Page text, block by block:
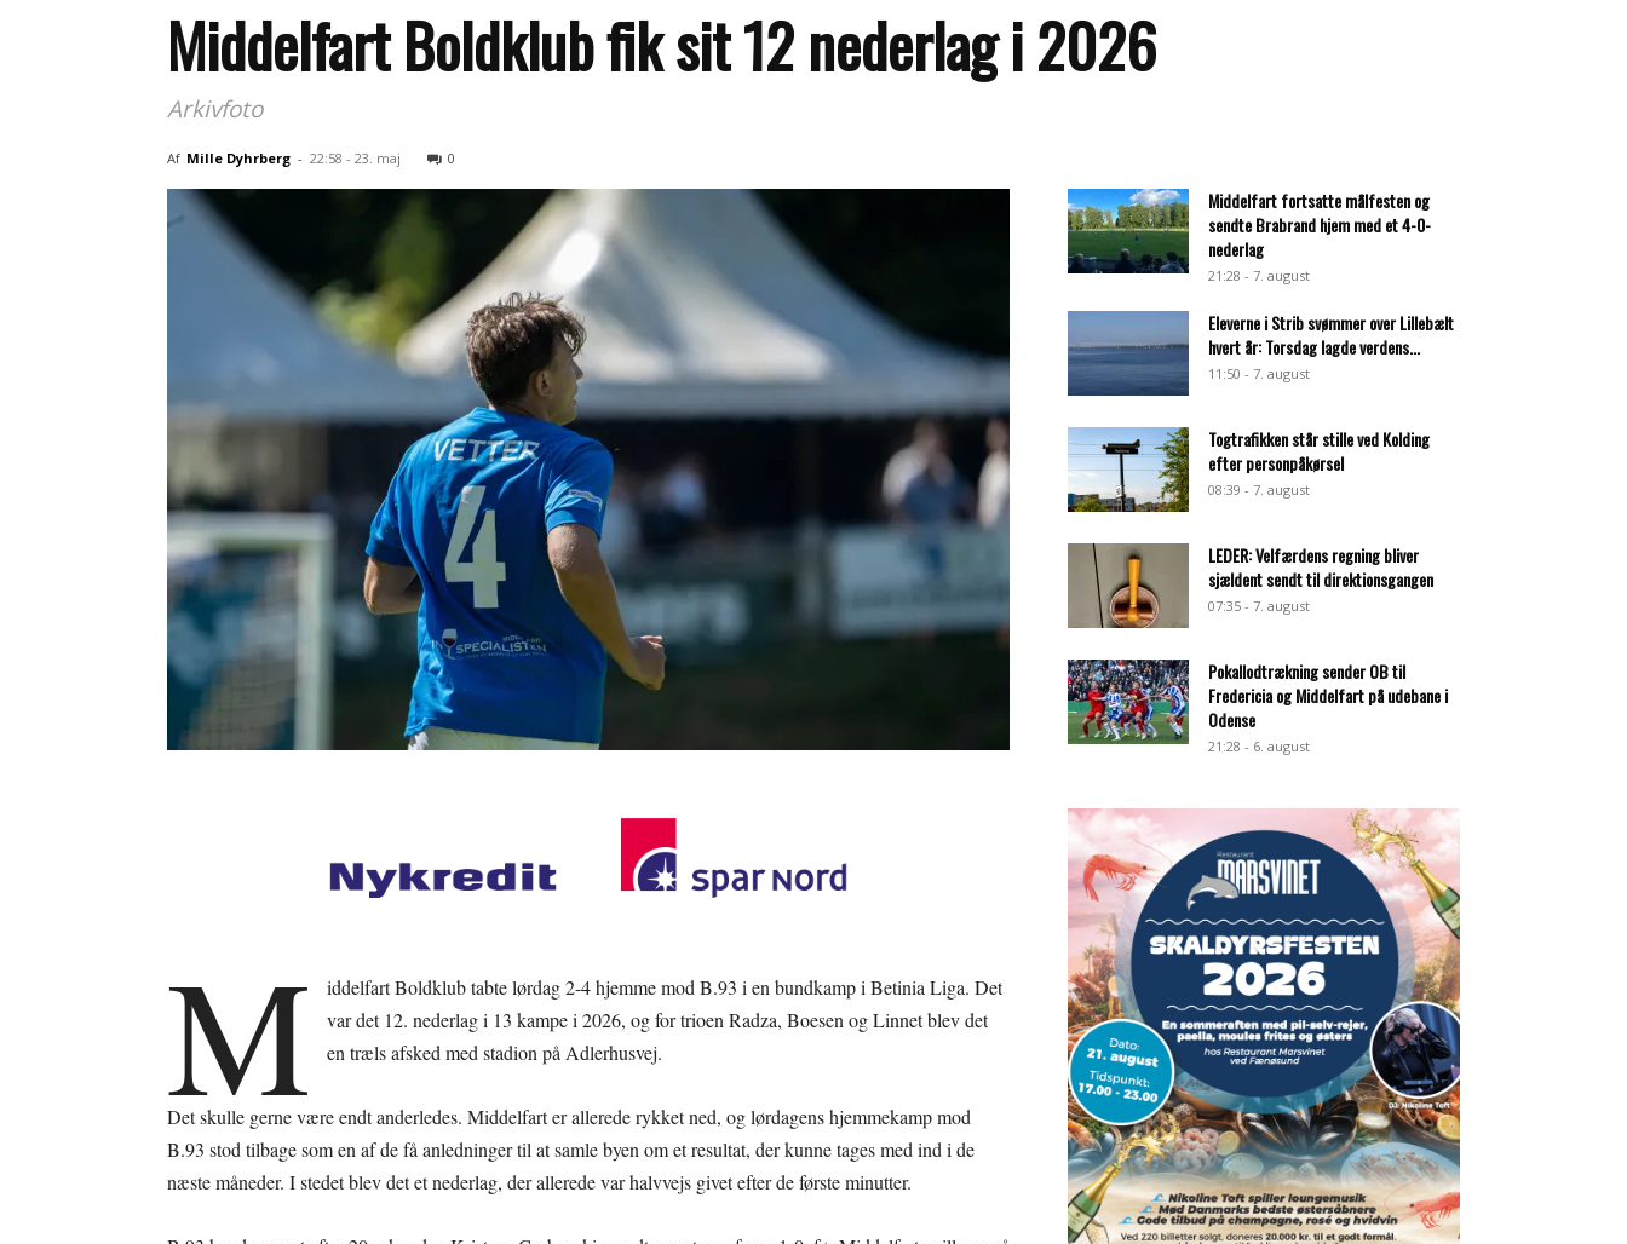
Middelfart Boldklub fik sit 12 nederlag i 2026
Arkivfoto
Af Mille Dyhrberg - 22:58 - 23. maj 0
M
iddelfart Boldklub tabte lørdag 2-4 hjemme mod B.93 i en bundkamp i Betinia Liga. Det
var det 12. nederlag i 13 kampe i 2026, og for trioen Radza, Boesen og Linnet blev det
en træls afsked med stadion på Adlerhusvej.
Det skulle gerne være endt anderledes. Middelfart er allerede rykket ned, og lørdagens hjemmekamp mod
B.93 stod tilbage som en af de få anledninger til at samle byen om et resultat, der kunne tages med ind i de
næste måneder. I stedet blev det et nederlag, der allerede var halvvejs givet efter de første minutter.
Middelfart fortsatte målfesten og
sendte Brabrand hjem med et 4-0-
nederlag
21:28 - 7. august
Eleverne i Strib svømmer over Lillebælt
hvert år: Torsdag lagde verdens...
11:50 - 7. august
Togtrafikken står stille ved Kolding
efter personpåkørsel
08:39 - 7. august
LEDER: Velfærdens regning bliver
sjældent sendt til direktionsgangen
07:35 - 7. august
Pokallodtrækning sender OB til
Fredericia og Middelfart på udebane i
Odense
21:28 - 6. august